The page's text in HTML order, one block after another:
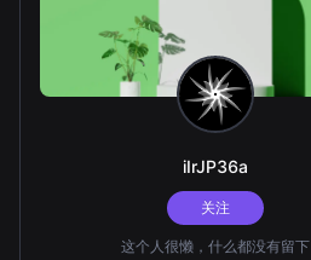
iIrJP36a
关注
这个人很懒，什么都没有留下